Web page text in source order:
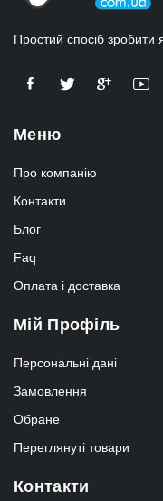
Простий спосіб зробити
Меню
Про компанію
Контакти
Блог
Faq
Оплата і доставка
Мій Профіль
Персональні дані
Замовлення
Обране
Переглянуті товари
Контакти